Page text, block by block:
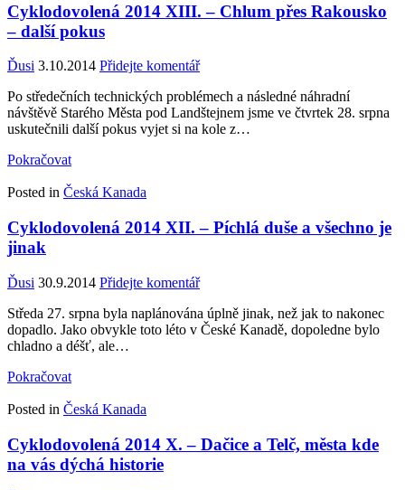
Cyklodovolená 2014 XIII. – Chlum přes Rakousko
– další pokus
Ďusi 3.10.2014 Přidejte komentář
Po středečních technických problémech a následné náhradní
návštěvě Starého Města pod Landštejnem jsme ve čtvrtek 28. srpna
uskutečnili další pokus vyjet si na kole z…
Pokračovat
Posted in Česká Kanada
Cyklodovolená 2014 XII. – Píchlá duše a všechno je
jinak
Ďusi 30.9.2014 Přidejte komentář
Středa 27. srpna byla naplánována úplně jinak, než jak to nakonec
dopadlo. Jako obvykle toto léto v České Kanadě, dopoledne bylo
chladno a déšť, ale…
Pokračovat
Posted in Česká Kanada
Cyklodovolená 2014 X. – Dačice a Telč, města kde
na vás dýchá historie